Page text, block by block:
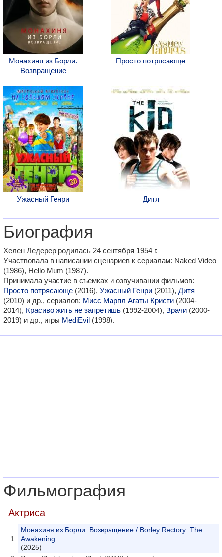
Монахиня из Борли.
Возвращение
Просто потрясающе
Ужасный Генри Дитя
Биография
Хелен Ледерер родилась 24 сентября 1954 г.
Участвовала в написании сценариев к сериалам: Naked Video
(1986), Hello Mum (1987).
Принимала участие в съемках и озвучивании фильмов:
Просто потрясающе (2016), Ужасный Генри (2011), Дитя
(2010) и др., сериалов: Мисс Марпл Агаты Кристи (2004-
2014), Красиво жить не запретишь (1992-2004), Врачи (2000-
2019) и др., игры MediEvil (1998).
Фильмография
Актриса
Монахиня из Борли. Возвращение / Borley Rectory: The
Awakening
(2025)